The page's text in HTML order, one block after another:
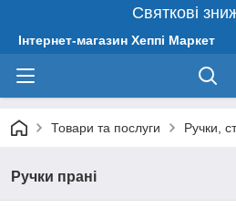
Святкові
Інтернет-магазин Хеппі Маркет
Товари та послуги Ручки,
Ручки прані